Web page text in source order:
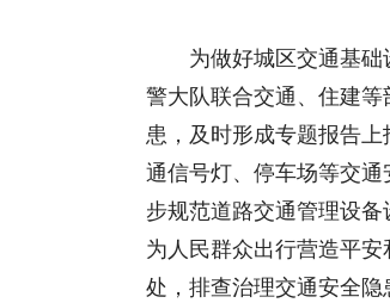
为做好城区交通基础设
警大队联合交通、住建
患，及时形成专题报告
通信号灯、停车场等交
步规范道路交通管理设
为人民群众出行营造平
处，排查治理交通安全